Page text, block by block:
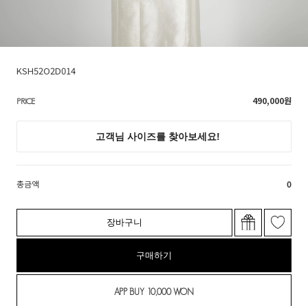
KSH52O2D014
PRICE 490,000원
총금액 0
장바구니
구매하기